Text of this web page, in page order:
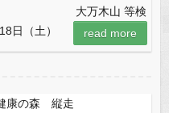
大万木山 等検
日（土）
read more
康の森 縦走